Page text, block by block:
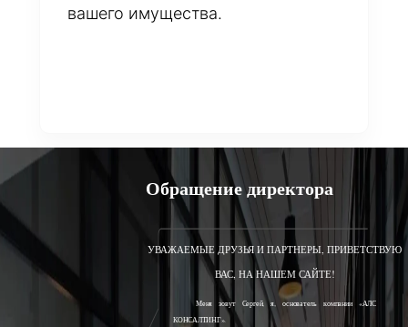
вашего имущества.
Обращение директора
УВАЖАЕМЫЕ ДРУЗЬЯ И ПАРТНЕРЫ, ПРИВЕТСТВУЮ
ВАС, НА НАШЕМ САЙТЕ!
Меня зовут Сергей, я, основатель компании «АЛС
КОНСАЛТИНГ».